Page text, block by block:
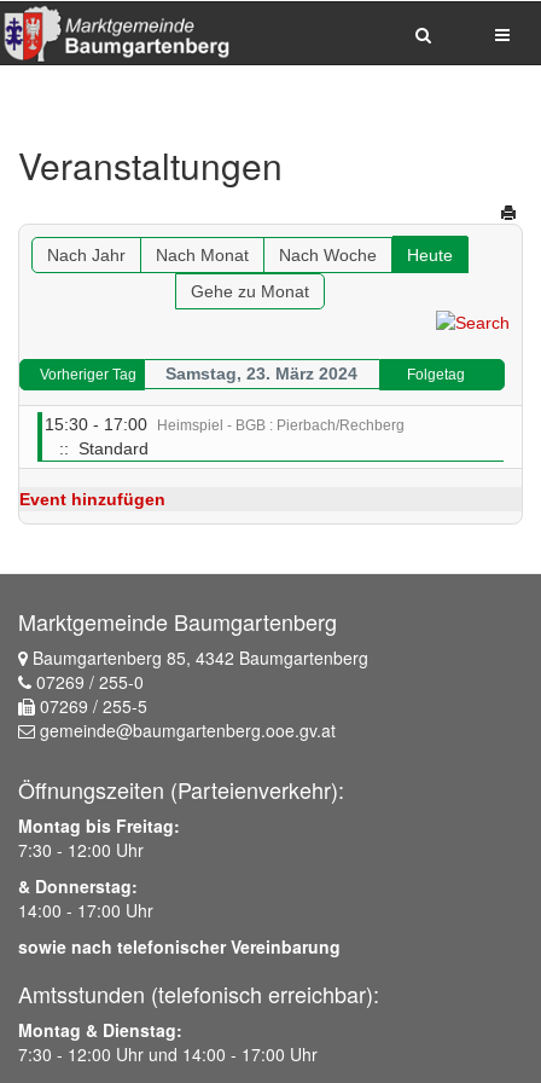
Sitemap anzeigen
Suche
E-Mail senden
Anfahrt via Google Maps planen
Veranstaltungen
Nach Jahr Nach Monat Nach Woche
Heute
Gehe zu Monat
Vorheriger Tag Samstag, 23. März 2024 Folgetag
15:30 - 17:00 Heimspiel - BGB : Pierbach/Rechberg
:: Standard
Event hinzufügen
Marktgemeinde Baumgartenberg
Baumgartenberg 85, 4342 Baumgartenberg
07269 / 255-0
07269 / 255-5
gemeinde@baumgartenberg.ooe.gv.at
Öffnungszeiten (Parteienverkehr):
Montag bis Freitag:
7:30 - 12:00 Uhr
& Donnerstag:
14:00 - 17:00 Uhr
sowie nach telefonischer Vereinbarung
Amtsstunden (telefonisch erreichbar):
Montag & Dienstag:
7:30 - 12:00 Uhr und 14:00 - 17:00 Uhr